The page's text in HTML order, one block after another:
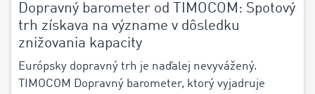
Dopravný barometer od TIMOCOM: Spotový
trh získava na význame v dôsledku
znižovania kapacity
Európsky dopravný trh je naďalej nevyvážený.
TIMOCOM Dopravný barometer, ktorý vyjadruje